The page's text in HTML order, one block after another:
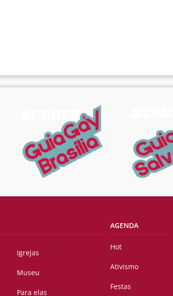
Igrejas
Museu
Para elas
AGENDA
Hot
Ativismo
Festas